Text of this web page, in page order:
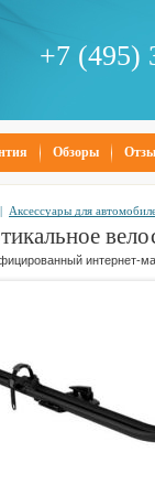
+7 (495)
Обзоры
| Аксессуары для
интернет-